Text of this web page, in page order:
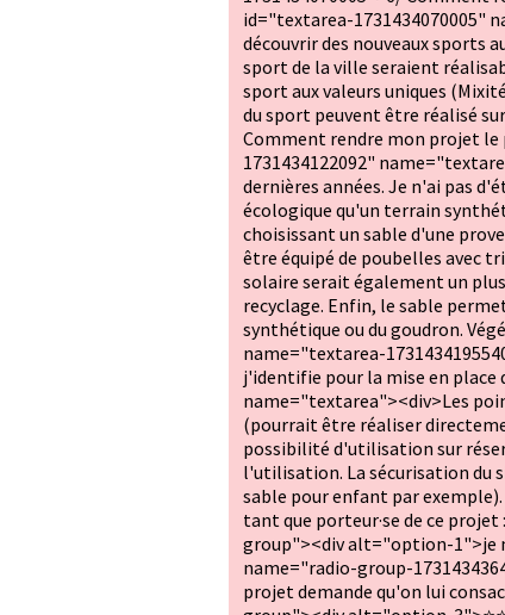
id="textarea-1731434070005"
découvrir des nouveaux sports
sport de la ville seraient
sport aux valeurs uniques
du sport peuvent être réalisé
Comment rendre mon projet
1731434122092"
dernières années. Je n'ai pas
écologique qu'un terrain
choisissant un sable d'une
être équipé de poubelles avec
solaire serait également un
recyclage. Enfin, le sable
synthétique ou du goudron.
name="textarea-
j'identifie pour la mise en place
name="textarea"><div>Les
(pourrait être réaliser
possibilité d'utilisation sur
l'utilisation. La sécurisation du
sable pour enfant par
tant que porteur·se de ce
group"><div alt="option-1">je
name="radio-group-
projet demande qu'on lui